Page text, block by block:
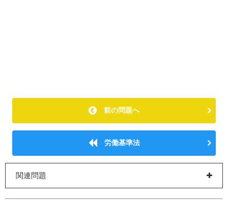
前の問題へ
労働基準法
関連問題